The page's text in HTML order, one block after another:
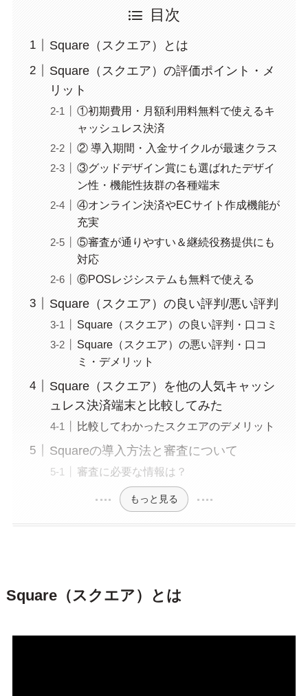
目次
Square（スクエア）とは
Square（スクエア）の評価ポイント・メ
リット
①初期費用・月額利用料無料で使えるキ
ャッシュレス決済
② 導入期間・入金サイクルが最速クラス
③グッドデザイン賞にも選ばれたデザイ
ン性・機能性抜群の各種端末
④オンライン決済やECサイト作成機能が
充実
⑤審査が通りやすい＆継続役務提供にも
対応
⑥POSレジシステムも無料で使える
Square（スクエア）の良い評判/悪い評判
Square（スクエア）の良い評判・口コミ
Square（スクエア）の悪い評判・口コ
ミ・デメリット
Square（スクエア）を他の人気キャッシ
ュレス決済端末と比較してみた
比較してわかったスクエアのデメリット
Squareの導入方法と審査について
審査に必要な情報は？
もっと見る
Square（スクエア）とは